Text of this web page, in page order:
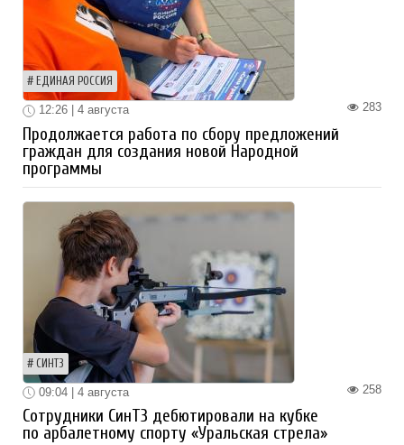
ЕДИНАЯ РОССИЯ
283
12:26 | 4 августа
Продолжается работа по сбору предложений
граждан для создания новой Народной
программы
СИНТЗ
258
09:04 | 4 августа
Сотрудники СинТЗ дебютировали на кубке
по арбалетному спорту «Уральская стрела»